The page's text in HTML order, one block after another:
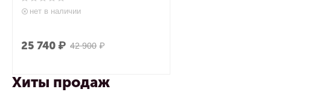
нет в наличии
42 900 ₽
25 740₽
Хиты продаж